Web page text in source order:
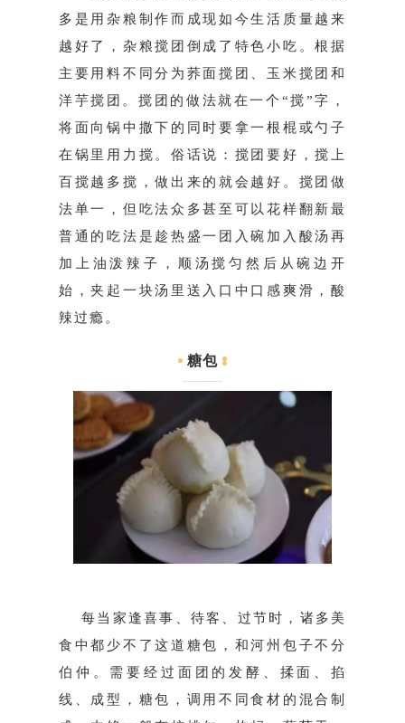
多是用杂粮制作而成现如今生活质量越来
越好了，杂粮搅团倒成了特色小吃。根据
主要用料不同分为荞面搅团、玉米搅团和
洋芋搅团。搅团的做法就在一个“搅”字，
将面向锅中撒下的同时要拿一根棍或勺子
在锅里用力搅。俗话说：搅团要好，搅上
百搅越多搅，做出来的就会越好。搅团做
法单一，但吃法众多甚至可以花样翻新最
普通的吃法是趁热盛一团入碗加入酸汤再
加上油泼辣子，顺汤搅匀然后从碗边开
始，夹起一块汤里送入口中口感爽滑，酸
辣过瘾。
糖包
每当家逢喜事、待客、过节时，诸多美
食中都少不了这道糖包，和河州包子不分
伯仲。 需要经过面团的发酵、揉面、掐
线、成型，糖包，调用不同食材的混合制